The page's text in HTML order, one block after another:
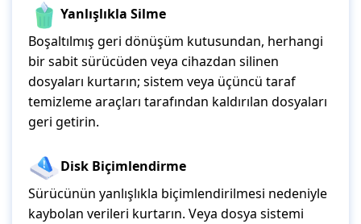
Yanlışlıkla Silme
Boşaltılmış geri dönüşüm kutusundan, herhangi
bir sabit sürücüden veya cihazdan silinen
dosyaları kurtarın; sistem veya üçüncü taraf
temizleme araçları tarafından kaldırılan dosyaları
geri getirin.
Disk Biçimlendirme
Sürücünün yanlışlıkla biçimlendirilmesi nedeniyle
kaybolan verileri kurtarın. Veya dosya sistemi